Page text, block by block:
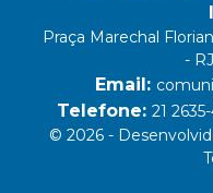
Praça Marechal
-
Email:
Telefone: 21
© 2026 -